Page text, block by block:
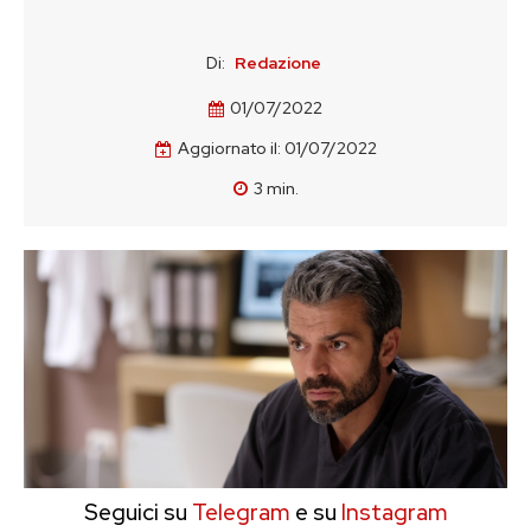
Di: Redazione
01/07/2022
Aggiornato il: 01/07/2022
3 min.
Seguici su Telegram e su Instagram